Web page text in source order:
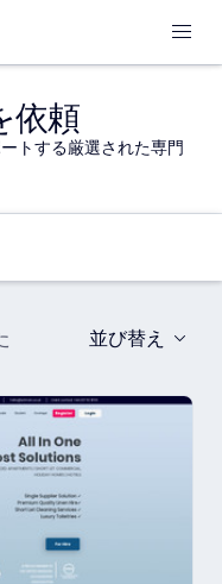
依頼
トする厳選された専門
並び替え